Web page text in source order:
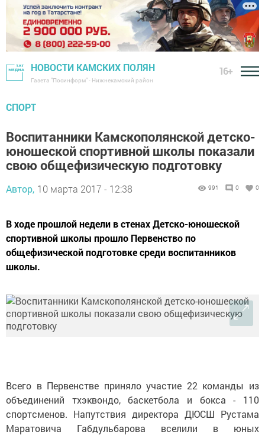
НОВОСТИ КАМСКИХ ПОЛЯН
Газета "Посинформ" - Нижнекамский район
16+
СПОРТ
Воспитанники Камскополянской детско-
юношеской спортивной школы показали
свою общефизическую подготовку
Автор, 10 марта 2017 - 12:38 991 0 0
В ходе прошлой недели в стенах Детско-юношеской
спортивной школы прошло Первенство по
общефизической подготовке среди воспитанников
школы.
Всего в Первенстве приняло участие 22 команды из
объединений тхэквондо, баскетбола и бокса - 110
спортсменов. Напутствия директора ДЮСШ Рустама
Маратовича Габдульбарова вселили в юных